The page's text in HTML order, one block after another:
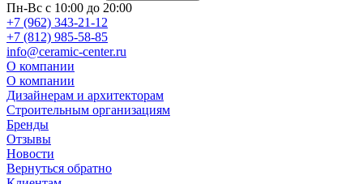
Пн-Вс с 10:00 до 20:00
+7 (962) 343-21-12
+7 (812) 985-58-85
info@ceramic-center.ru
О компании
О компании
Дизайнерам и архитекторам
Строительным организациям
Бренды
Отзывы
Новости
Вернуться обратно